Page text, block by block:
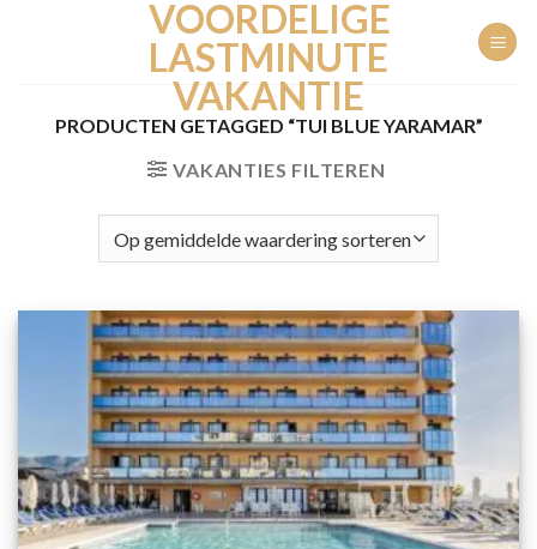
VOORDELIGE
LASTMINUTE
VAKANTIE
PRODUCTEN GETAGGED “TUI BLUE YARAMAR”
VAKANTIES FILTEREN